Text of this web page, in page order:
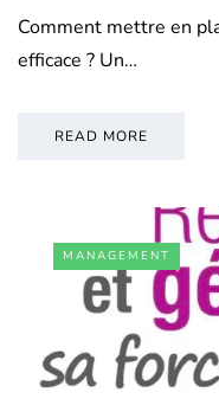
Comment mettre en
efficace ? Un…
READ MORE
MANAGEMENT